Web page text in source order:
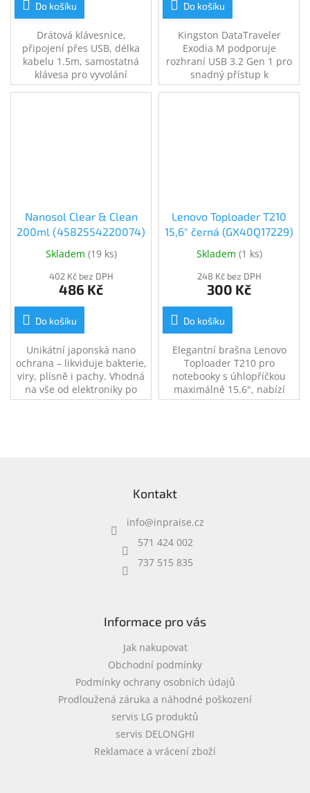
Do košíku
Drátová klávesnice,
připojení přes USB, délka
kabelu 1.5m, samostatná
klávesa pro vyvolání
Microsoft Copilot AI, české
Do košíku
Kingston DataTraveler
Exodia M podporuje
rozhraní USB 3.2 Gen 1 pro
snadný přístup k
notebookům, stolním
Nanosol Clear & Clean
200ml (4582554220074)
Skladem (19 ks)
402 Kč bez DPH
486 Kč
Do košíku
Unikátní japonská nano
ochrana – likviduje bakterie,
viry, plísně i pachy. Vhodná
na vše od elektroniky po
koupelny, kuchyně či
Lenovo Toploader T210
15,6" černá (GX40Q17229)
Skladem (1 ks)
248 Kč bez DPH
300 Kč
Do košíku
Elegantní brašna Lenovo
Toploader T210 pro
notebooky s úhlopříčkou
maximálně 15.6", nabízí
optimální ochranu a bezpečí
Kontakt
info@inpraise.cz
571 424 002
737 515 835
Informace pro vás
Jak nakupovat
Obchodní podmínky
Podmínky ochrany osobních údajů
Prodloužená záruka a náhodné poškození
servis LG produktů
servis DELONGHI
Reklamace a vrácení zboží